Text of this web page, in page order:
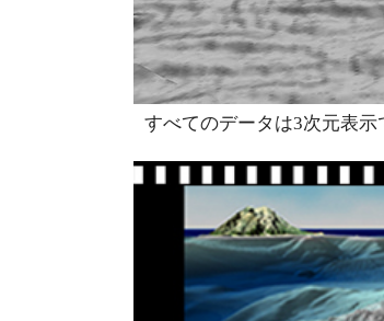
すべてのデータは3次元表示